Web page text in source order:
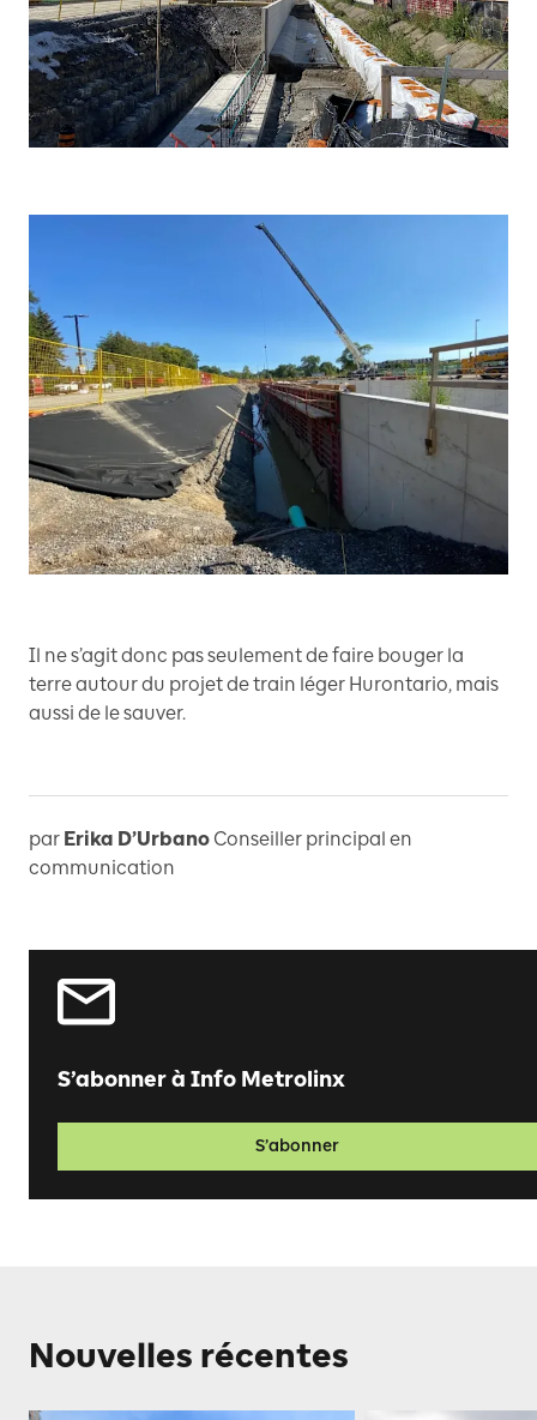
Il ne s’agit donc pas seulement de faire bouger la
terre autour du projet de train léger Hurontario, mais
aussi de le sauver.
par Erika D’Urbano Conseiller principal en
communication
S’abonner à Info Metrolinx
S’abonner
Nouvelles récentes